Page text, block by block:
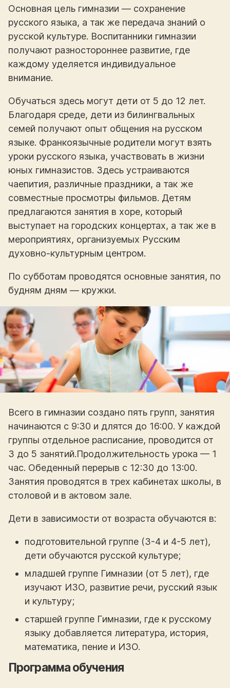
Основная цель гимназии — сохранение
русского языка, а так же передача знаний о
русской культуре. Воспитанники гимназии
получают разностороннее развитие, где
каждому уделяется индивидуальное
внимание.
Обучаться здесь могут дети от 5 до 12 лет.
Благодаря среде, дети из билингвальных
семей получают опыт общения на русском
языке. Франкоязычные родители могут взять
уроки русского языка, участвовать в жизни
юных гимназистов. Здесь устраиваются
чаепития, различные праздники, а так же
совместные просмотры фильмов. Детям
предлагаются занятия в хоре, который
выступает на городских концертах, а так же в
мероприятиях, организуемых Русским
духовно-культурным центром.
По субботам проводятся основные занятия, по
будням дням — кружки.
Всего в гимназии создано пять групп, занятия
начинаются с 9:30 и длятся до 16:00. У каждой
группы отдельное расписание, проводится от
3 до 5 занятий.Продолжительность урока — 1
час. Обеденный перерыв с 12:30 до 13:00.
Занятия проводятся в трех кабинетах школы, в
столовой и в актовом зале.
Дети в зависимости от возраста обучаются в:
подготовительной группе (3-4 и 4-5 лет),
дети обучаются русской культуре;
младшей группе Гимназии (от 5 лет), где
изучают ИЗО, развитие речи, русский язык
и культуру;
старшей группе Гимназии, где к русскому
языку добавляется литература, история,
математика, пение и ИЗО.
Программа обучения